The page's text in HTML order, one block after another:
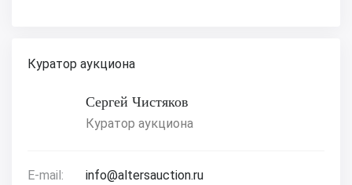
Куратор аукциона
Сергей Чистяков
Куратор аукциона
E-mail: info@altersauction.ru